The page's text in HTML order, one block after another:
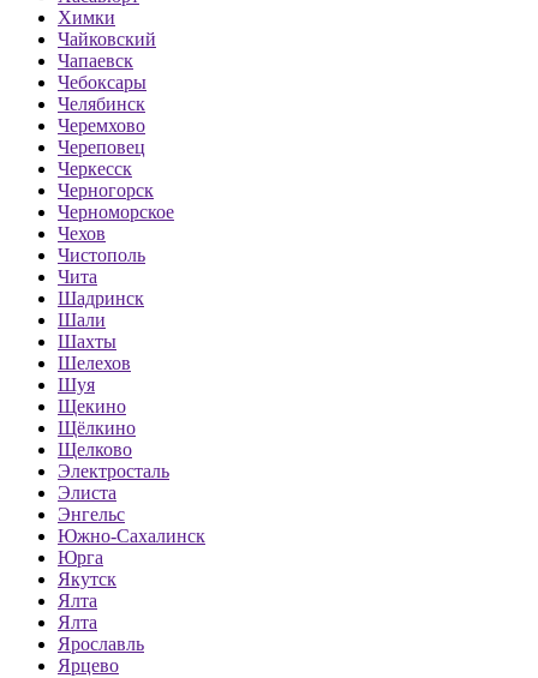
Химки
Чайковский
Чапаевск
Чебоксары
Челябинск
Черемхово
Череповец
Черкесск
Черногорск
Черноморское
Чехов
Чистополь
Чита
Шадринск
Шали
Шахты
Шелехов
Шуя
Щекино
Щёлкино
Щелково
Электросталь
Элиста
Энгельс
Южно-Сахалинск
Юрга
Якутск
Ялта
Ялта
Ярославль
Ярцево